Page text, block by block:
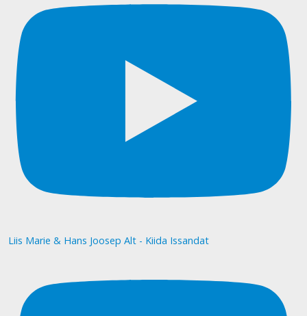
Liis Marie & Hans Joosep Alt - Kiida Issandat